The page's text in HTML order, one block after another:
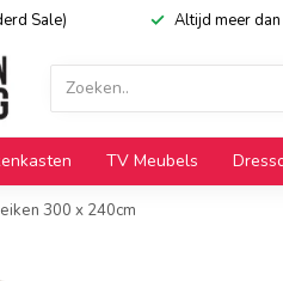
Sale) Altijd meer
TV Meubels
300 x 240cm